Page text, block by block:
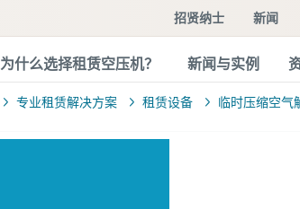
招贤纳士 新闻
为什么选择租赁空压机？ 新闻与实例
专业租赁解决方案 租赁设备 临时压缩空气